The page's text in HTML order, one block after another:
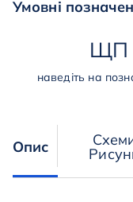
Умовні
ЩП
наведіть на
Опис